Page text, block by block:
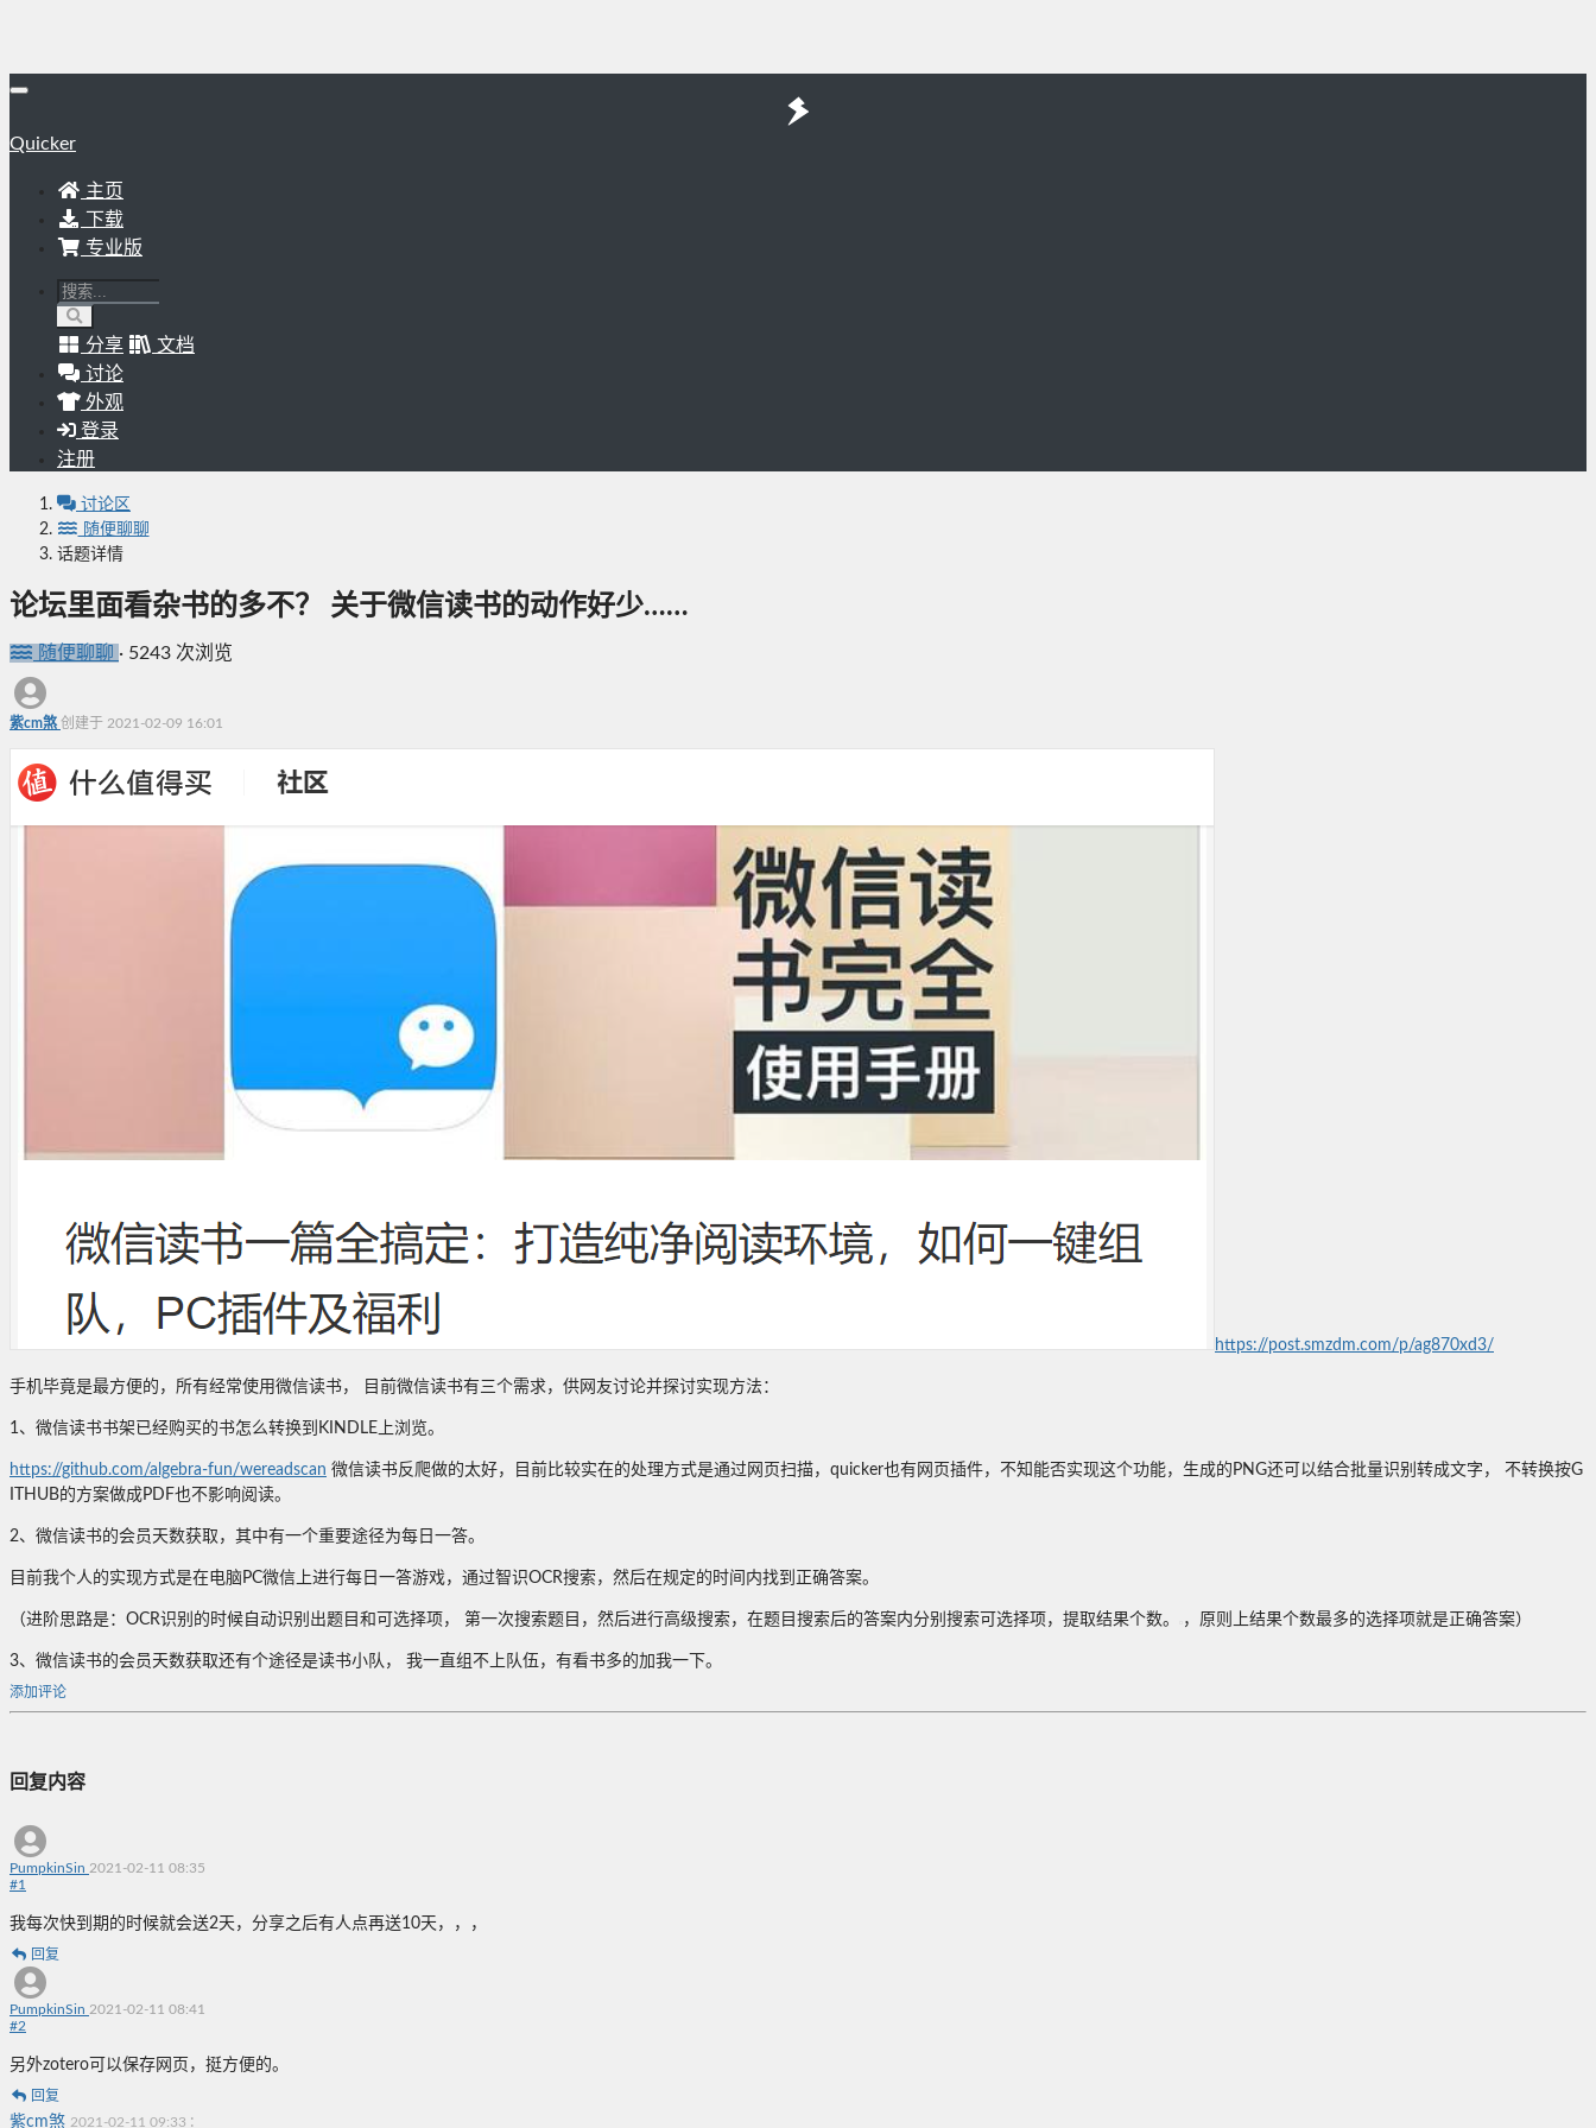
Quicker
主页
下载
专业版
分享
文档
讨论
外观
登录
注册
讨论区
随便聊聊
话题详情
论坛里面看杂书的多不？ 关于微信读书的动作好少……
随便聊聊 · 5243 次浏览
紫cm煞 创建于 2021-02-09 16:01
https://post.smzdm.com/p/ag870xd3/
手机毕竟是最方便的，所有经常使用微信读书， 目前微信读书有三个需求，供网友讨论并探讨实现方法：
1、微信读书书架已经购买的书怎么转换到KINDLE上浏览。
https://github.com/algebra-fun/wereadscan 微信读书反爬做的太好，目前比较实在的处理方式是通过网页扫描，quicker也有网页插件，不知能否实现这个功能，生成的PNG还可以结合批量识别转成文字， 不转换按G
ITHUB的方案做成PDF也不影响阅读。
2、微信读书的会员天数获取，其中有一个重要途径为每日一答。
目前我个人的实现方式是在电脑PC微信上进行每日一答游戏，通过智识OCR搜索，然后在规定的时间内找到正确答案。
（进阶思路是：OCR识别的时候自动识别出题目和可选择项， 第一次搜索题目，然后进行高级搜索，在题目搜索后的答案内分别搜索可选择项，提取结果个数。 ，原则上结果个数最多的选择项就是正确答案）
3、微信读书的会员天数获取还有个途径是读书小队， 我一直组不上队伍，有看书多的加我一下。
添加评论
回复内容
PumpkinSin 2021-02-11 08:35
#1
我每次快到期的时候就会送2天，分享之后有人点再送10天，，，
回复
PumpkinSin 2021-02-11 08:41
#2
另外zotero可以保存网页，挺方便的。
回复
紫cm煞 2021-02-11 09:33 :